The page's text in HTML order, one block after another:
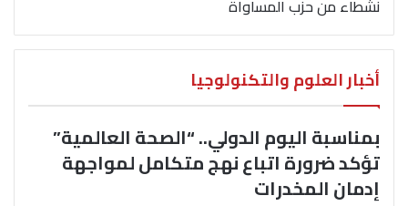
نشطاء من حزب المساواة
أخبار العلوم والتكنولوجيا
بمناسبة اليوم الدولي.. “الصحة العالمية”
تؤكد ضرورة اتباع نهج متكامل لمواجهة
إدمان المخدرات